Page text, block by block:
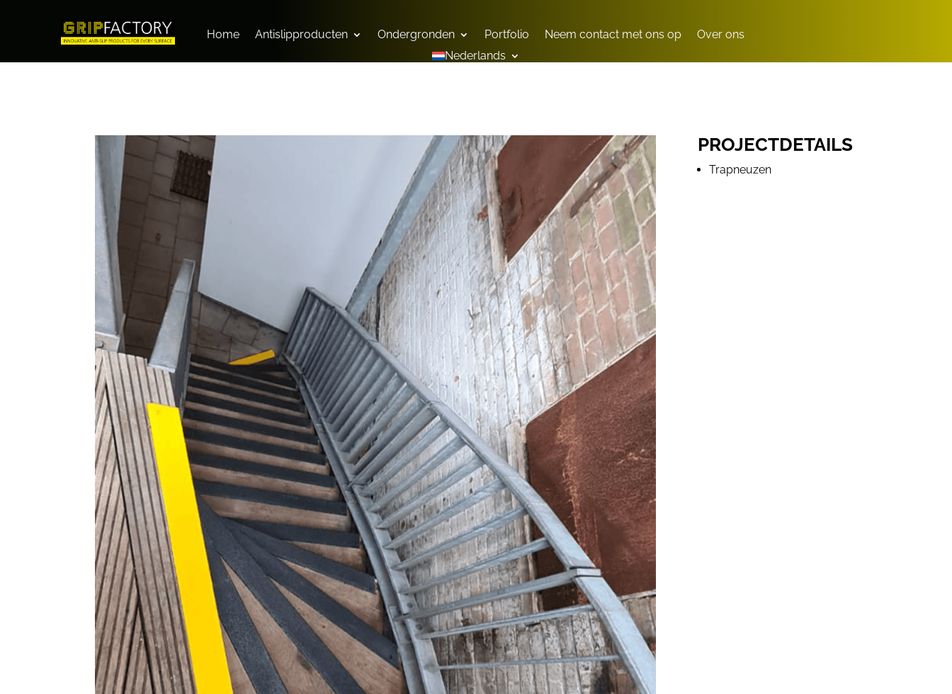
Home Antislipproducten Ondergronden Portfolio Neem contact met ons op
Over ons
Nederlands
PROJECTDETAILS
Trapneuzen